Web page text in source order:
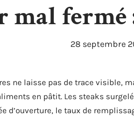
mal fermé
28 septembre
ne laisse pas de trace visible,
en pâtit. Les steaks
d’ouverture, le taux de